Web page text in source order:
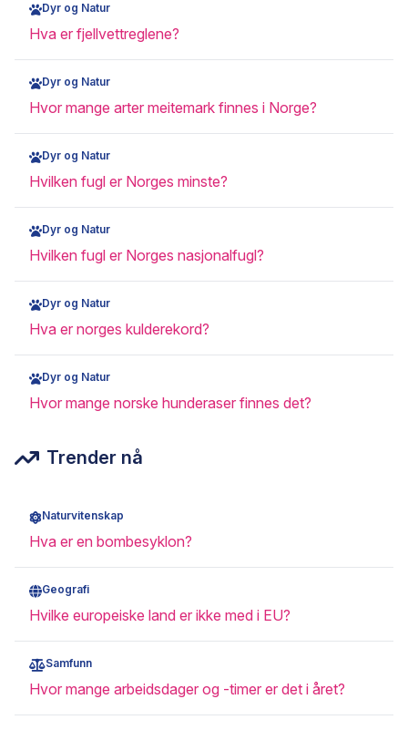
Dyr og Natur
Hva er fjellvettreglene?
Dyr og Natur
Hvor mange arter meitemark finnes i Norge?
Dyr og Natur
Hvilken fugl er Norges minste?
Dyr og Natur
Hvilken fugl er Norges nasjonalfugl?
Dyr og Natur
Hva er norges kulderekord?
Dyr og Natur
Hvor mange norske hunderaser finnes det?
Trender nå
Naturvitenskap
Hva er en bombesyklon?
Geografi
Hvilke europeiske land er ikke med i EU?
Samfunn
Hvor mange arbeidsdager og -timer er det i året?